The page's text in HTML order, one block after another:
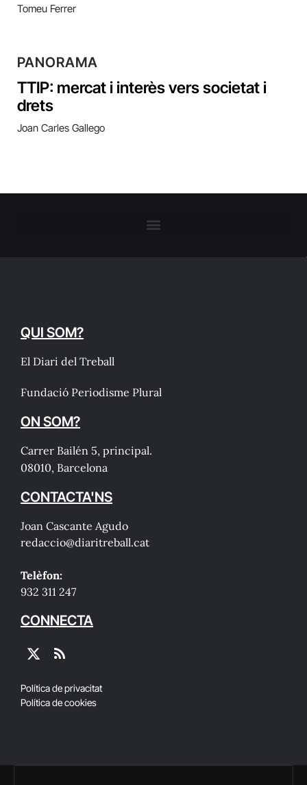
Tomeu Ferrer
PANORAMA
TTIP: mercat i interès vers societat i
drets
Joan Carles Gallego
QUI SOM?
El Diari del Treball
Fundació Periodisme Plural
ON SOM?
Carrer Bailén 5, principal.
08010, Barcelona
CONTACTA'NS
Joan Cascante Agudo
redaccio@diaritreball.cat
Telèfon:
932 311 247
CONNECTA
X
RSS
Política de privacitat
Política de cookies